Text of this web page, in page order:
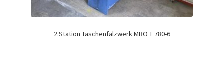
2.Station Taschenfalzwerk MBO T 780-6